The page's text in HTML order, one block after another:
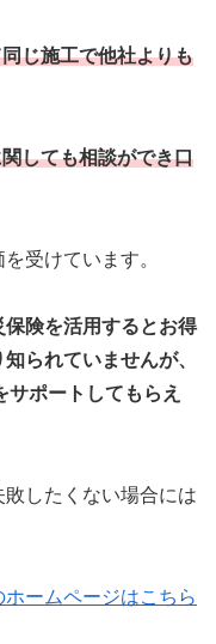
じ施工で他社よりも
しても相談ができ口
受けています。
険を活用するとお得
られていませんが、
サポートしてもらえ
したくない場合には
ームページはこちら